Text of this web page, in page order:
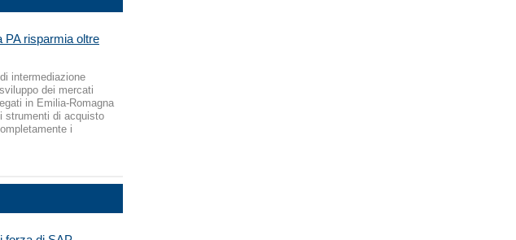
PA risparmia oltre
intermediazione
dei mercati
in Emilia-Romagna
strumenti di acquisto
i